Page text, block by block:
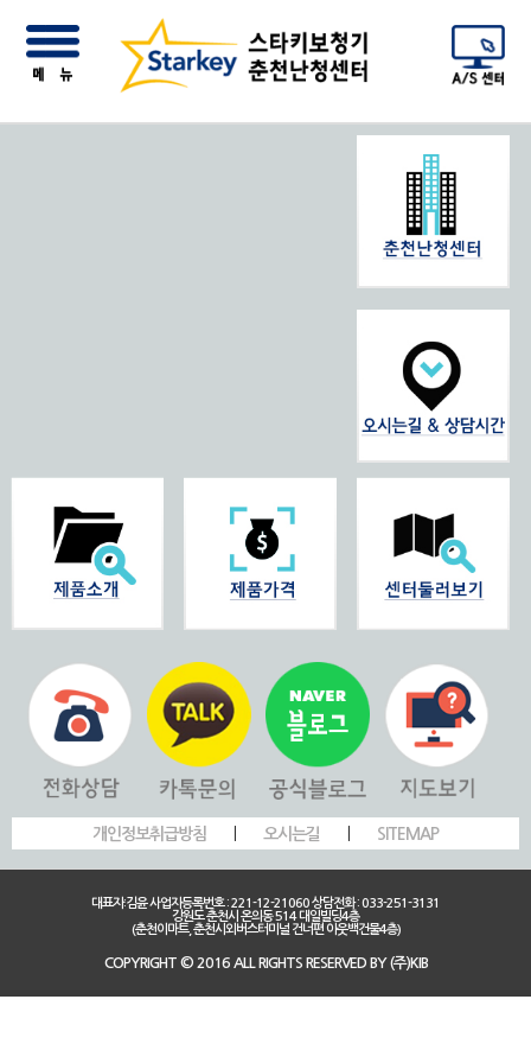
개인정보취급방침 오시는길 SITEMAP
대표자:김윤 사업자등록번호 : 221-12-21060 상담전화 : 033-251-3131
강원도 춘천시 온의동 514 대일빌딩4층
(춘천이마트, 춘천시외버스터미널 건너편 아웃백건물4층)
COPYRIGHT © 2016 ALL RIGHTS RESERVED BY (주)KIB